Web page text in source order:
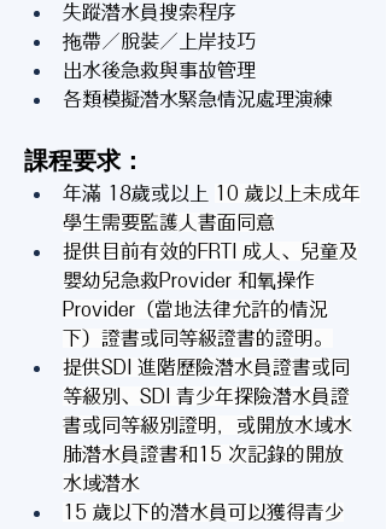
失蹤潛水員搜索程序
拖帶／脫裝／上岸技巧
出水後急救與事故管理
各類模擬潛水緊急情況處理演練
課程要求：
年滿 18歲或以上 10 歲以上未成年
學生需要監護人書面同意
提供目前有效的FRTI 成人、兒童及
嬰幼兒急救Provider 和氧操作
Provider（當地法律允許的情況
下）證書或同等級證書的證明。
提供SDI 進階歷險潛水員證書或同
等級別、SDI 青少年探險潛水員證
書或同等級別證明，或開放水域水
肺潛水員證書和15 次記錄的開放
水域潛水
15 歲以下的潛水員可以獲得青少